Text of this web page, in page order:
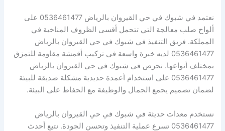
نعتمد في شبوك في حي القيروان بالرياض 0536461477 على
ألواح صلب معالجة التي تتحمل أقسى الظروف المناخية في
المملكة. فريق التنفيذ في شبوك في حي القيروان بالرياض
0536461477 لديه خبرة واسعة في تركيب أقمشة مقاومة للتمزق
بمختلف أنواعها. نحرص في شبوك في حي القيروان بالرياض
0536461477 على استخدام أعمدة حديدية مشكلة صديقة للبيئة
لضمان تصميم يجمع الجمال والوظيفة مع الحفاظ على البيئة.
نستخدم معدات حديثة في شبوك في حي القيروان بالرياض
0536461477 تسرع عملية التنفيذ وتحسن الجودة. نتبع أحدث